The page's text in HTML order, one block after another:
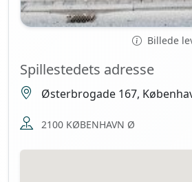
Billede
Spillestedets adresse
Østerbrogade 167,
2100 KØBENHAVN Ø